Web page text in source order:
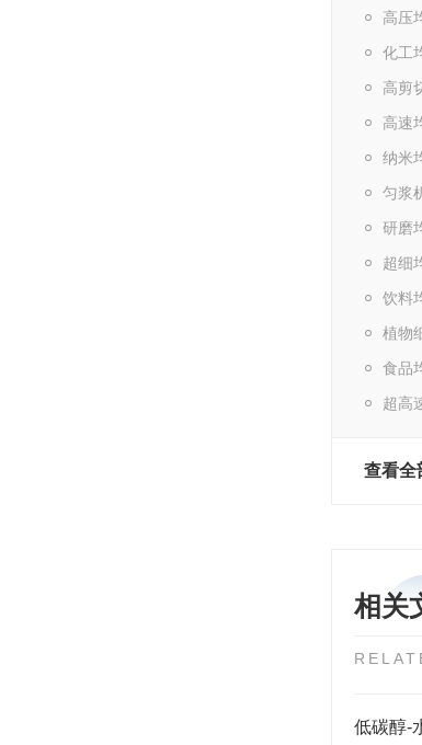
高压
化工
高剪
高速
纳米
匀浆
研磨
超细
饮料
植物
食品
超高
查看全
相关
低碳醇-